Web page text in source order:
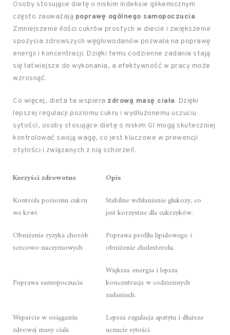
Osoby stosujące dietę o niskim indeksie glikemicznym
często zauważają poprawę ogólnego samopoczucia.
Zmniejszenie ilości cukrów prostych w diecie i zwiększenie
spożycia zdrowszych węglowodanów pozwala na poprawę
energii i koncentracji. Dzięki temu codzienne zadania stają
się łatwiejsze do wykonania, a efektywność w pracy może
wzrosnąć.
Co więcej, dieta ta wspiera zdrową masę ciała. Dzięki
lepszej regulacji poziomu cukru i wydłużonemu uczuciu
sytości, osoby stosujące dietę o niskim GI mogą skuteczniej
kontrolować swoją wagę, co jest kluczowe w prewencji
otyłości i związanych z nią schorzeń.
Korzyści zdrowotne
Opis
Kontrola poziomu cukru
we krwi
Stabilne wchłanianie glukozy, co
jest korzystne dla cukrzyków.
Obniżenie ryzyka chorób
sercowo-naczyniowych
Poprawa profilu lipidowego i
obniżenie cholesterolu.
Poprawa samopoczucia
Większa energia i lepsza
koncentracja w codziennych
zadaniach.
Wsparcie w osiąganiu
zdrowej masy ciała
Lepsza regulacja apetytu i dłuższe
uczucie sytości.